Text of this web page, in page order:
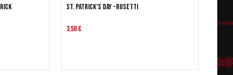
St. Patrick's Day -rusetti
3,50 €